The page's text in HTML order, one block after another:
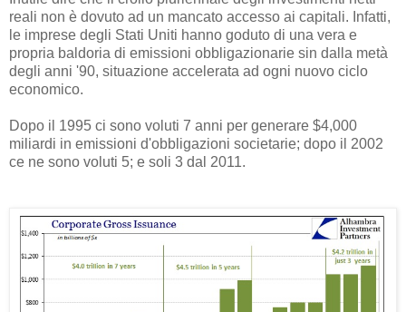
reali non è dovuto ad un mancato accesso ai capitali. Infatti,
le imprese degli Stati Uniti hanno goduto di una vera e
propria baldoria di emissioni obbligazionarie sin dalla metà
degli anni '90, situazione accelerata ad ogni nuovo ciclo
economico.
Dopo il 1995 ci sono voluti 7 anni per generare $4,000
miliardi in emissioni d'obbligazioni societarie; dopo il 2002
ce ne sono voluti 5; e soli 3 dal 2011.